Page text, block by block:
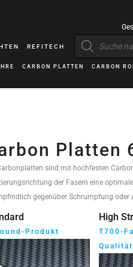
REFITECH
Products
search
CARBON PLATTEN CARBON
Platten
sind mit hochfesten
der Fasern eine
gegenüber Schrumpfung oder
Produkt
High
T700-
Qualität